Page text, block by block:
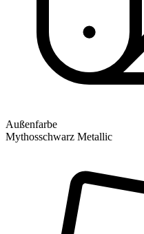
Außenfarbe
Mythosschwarz Metallic